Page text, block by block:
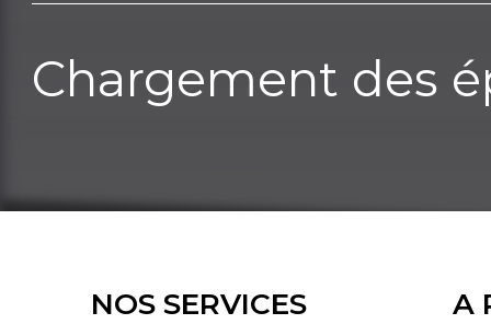
Chargement des
NOS SERVICES A